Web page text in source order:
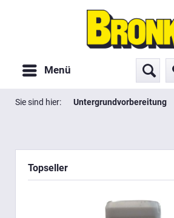
Menü
Sie sind hier: Untergrundvorbereitung
Topseller